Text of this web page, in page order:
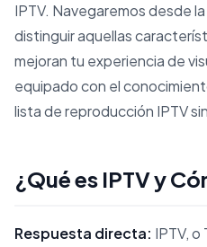
IPTV. Navegaremos desde
distinguir aquellas
mejoran tu experiencia de
equipado con el
lista de reproducción IPTV
¿Qué es IPTV y
Respuesta directa: IPTV,